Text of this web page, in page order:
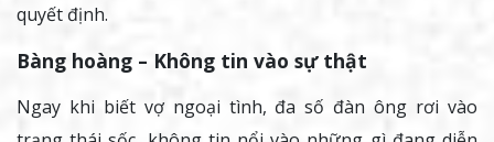
quyết định.
Bàng hoàng – Không tin vào sự thật
Ngay khi biết vợ ngoại tình, đa số đàn ông rơi vào